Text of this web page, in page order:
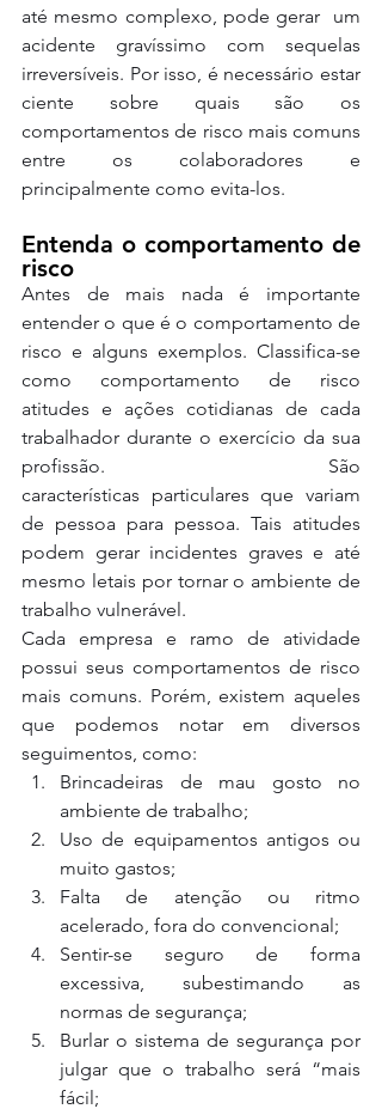
até mesmo complexo, pode gerar  um
acidente gravíssimo com sequelas
irreversíveis. Por isso, é necessário estar
ciente sobre quais são os
comportamentos de risco mais comuns
entre os colaboradores e
principalmente como evita-los.
Entenda o comportamento de
risco
Antes de mais nada é importante
entender o que é o comportamento de
risco e alguns exemplos. Classifica-se
como comportamento de risco
atitudes e ações cotidianas de cada
trabalhador durante o exercício da sua
profissão. São
características particulares que variam
de pessoa para pessoa. Tais atitudes
podem gerar incidentes graves e até
mesmo letais por tornar o ambiente de
trabalho vulnerável.
Cada empresa e ramo de atividade
possui seus comportamentos de risco
mais comuns. Porém, existem aqueles
que podemos notar em diversos
seguimentos, como:
Brincadeiras de mau gosto no
ambiente de trabalho;
Uso de equipamentos antigos ou
muito gastos;
Falta de atenção ou ritmo
acelerado, fora do convencional;
Sentir-se seguro de forma
excessiva, subestimando as
normas de segurança;
Burlar o sistema de segurança por
julgar que o trabalho será “mais
fácil;